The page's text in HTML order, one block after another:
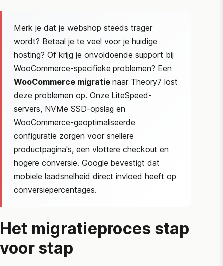
Merk je dat je webshop steeds trager
wordt? Betaal je te veel voor je huidige
hosting? Of krijg je onvoldoende support bij
WooCommerce-specifieke problemen? Een
WooCommerce migratie naar Theory7 lost
deze problemen op. Onze LiteSpeed-
servers, NVMe SSD-opslag en
WooCommerce-geoptimaliseerde
configuratie zorgen voor snellere
productpagina's, een vlottere checkout en
hogere conversie. Google bevestigt dat
mobiele laadsnelheid direct invloed heeft op
conversiepercentages.
Het migratieproces stap
voor stap